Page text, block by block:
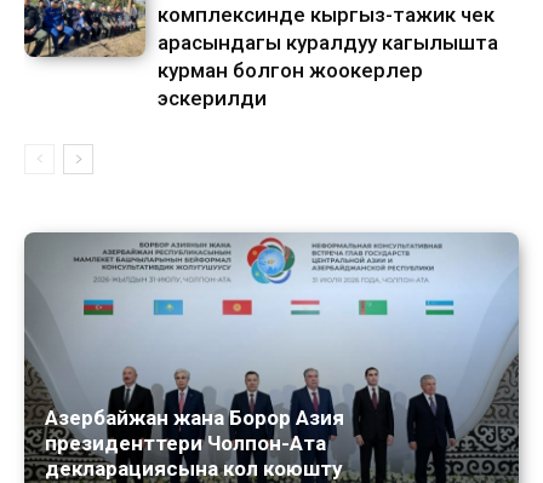
комплексинде кыргыз-тажик чек
арасындагы куралдуу кагылышта
курман болгон жоокерлер
эскерилди
Азербайжан жана Борор Азия
президенттери Чолпон-Ата
декларациясына кол коюшту